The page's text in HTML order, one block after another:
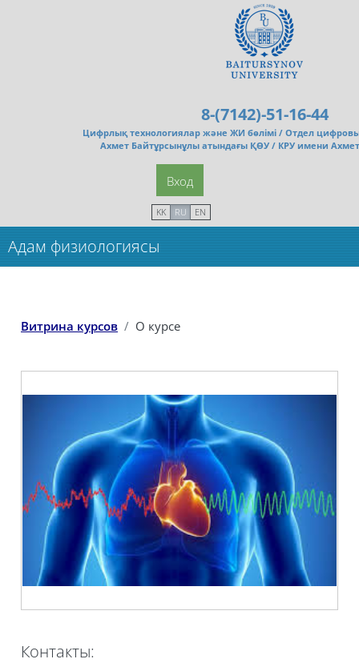
8-(7142)-51-16-44
Цифрлық технологиялар және ЖИ бөлімі / Отдел
Ахмет Байтұрсынұлы атындағы ҚӨУ / КРУ имени
Вход
KK RU EN
Адам физиологиясы
Витрина курсов О курсе
Контакты: